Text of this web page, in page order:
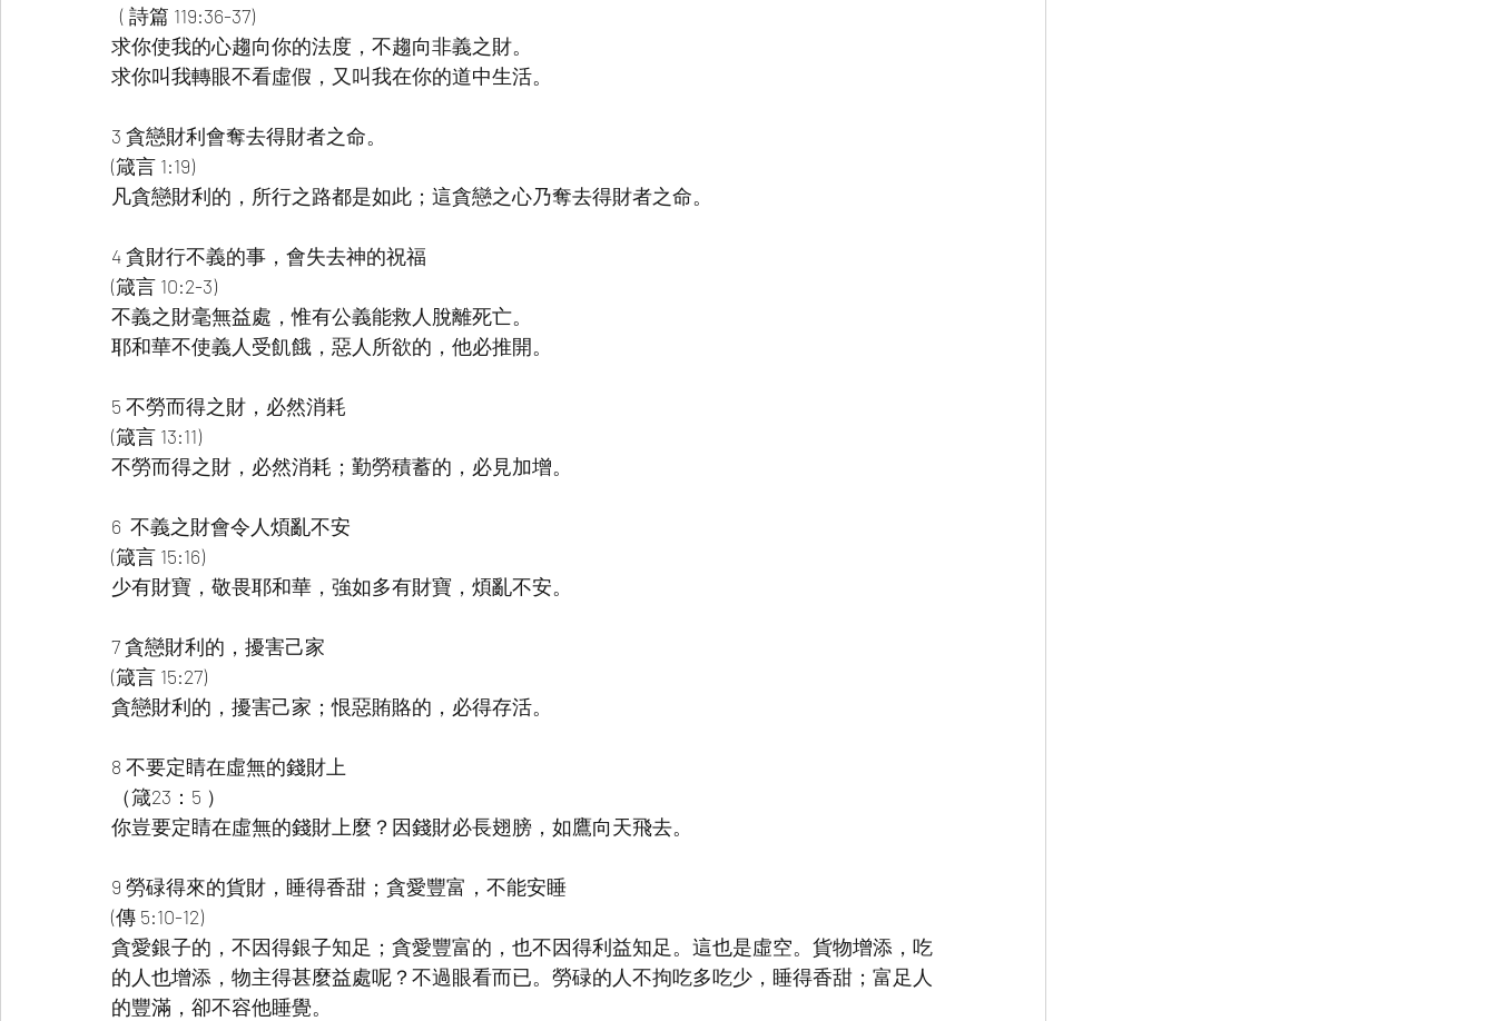
  ( 詩篇 119:36-37)
求你使我的心趨向你的法度，不趨向非義之財。
求你叫我轉眼不看虛假，又叫我在你的道中生活。
3 貪戀財利會奪去得財者之命。
(箴言 1:19)
凡貪戀財利的，所行之路都是如此；這貪戀之心乃奪去得財者之命。
4 貪財行不義的事，會失去神的祝福
(箴言 10:2-3)
不義之財毫無益處，惟有公義能救人脫離死亡。
耶和華不使義人受飢餓，惡人所欲的，他必推開。
5 不勞而得之財，必然消耗
(箴言 13:11)
不勞而得之財，必然消耗；勤勞積蓄的，必見加增。
6  不義之財會令人煩亂不安
(箴言 15:16)
少有財寶，敬畏耶和華，強如多有財寶，煩亂不安。
7 貪戀財利的，擾害己家
(箴言 15:27)
貪戀財利的，擾害己家；恨惡賄賂的，必得存活。
8 不要定睛在虛無的錢財上
（箴23：5 ）
你豈要定睛在虛無的錢財上麼？因錢財必長翅膀，如鷹向天飛去。
9 勞碌得來的貨財，睡得香甜；貪愛豐富，不能安睡
(傳 5:10-12)
貪愛銀子的，不因得銀子知足；貪愛豐富的，也不因得利益知足。這也是虛空。貨物增添，吃
的人也增添，物主得甚麼益處呢？不過眼看而已。勞碌的人不拘吃多吃少，睡得香甜；富足人
的豐滿，卻不容他睡覺。